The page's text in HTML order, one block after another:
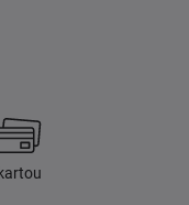
kartou